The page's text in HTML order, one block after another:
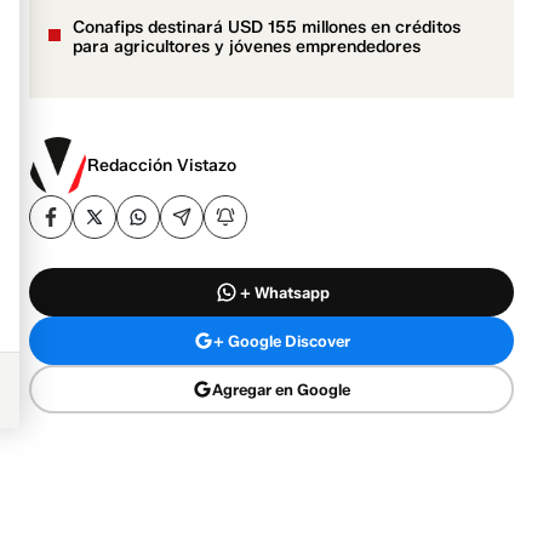
Conafips destinará USD 155 millones en créditos
para agricultores y jóvenes emprendedores
Redacción Vistazo
+ Whatsapp
+ Google Discover
Agregar en Google